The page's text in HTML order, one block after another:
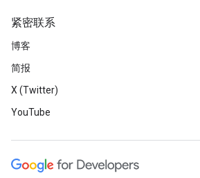
紧密联系
博客
简报
X (Twitter)
YouTube